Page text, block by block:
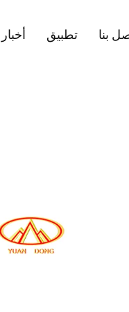
أخبار تطبيق بنا